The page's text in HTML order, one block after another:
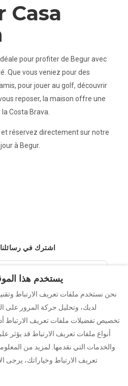
Casa
pour profiter de Begur avec
Que vous veniez pour des
pour jouer au golf, découvrir
reposer, la maison offre une
Costa Brava.
réservez directement sur notre
à Begur.
اشترك في رسائلنا
اشترك
يستخدم هذا
نحن نستخدم ملفات تعريف الارتباط
لديك، وتحليل حركة المرور على
تخصيص تفضيلات ملفات تعريف الارتباط
أنواع ملفات تعريف الارتباط قد يؤثر
والخدمات التي نقدمها. لمزيد من
تعريف الارتباط وخياراتك، يرجى